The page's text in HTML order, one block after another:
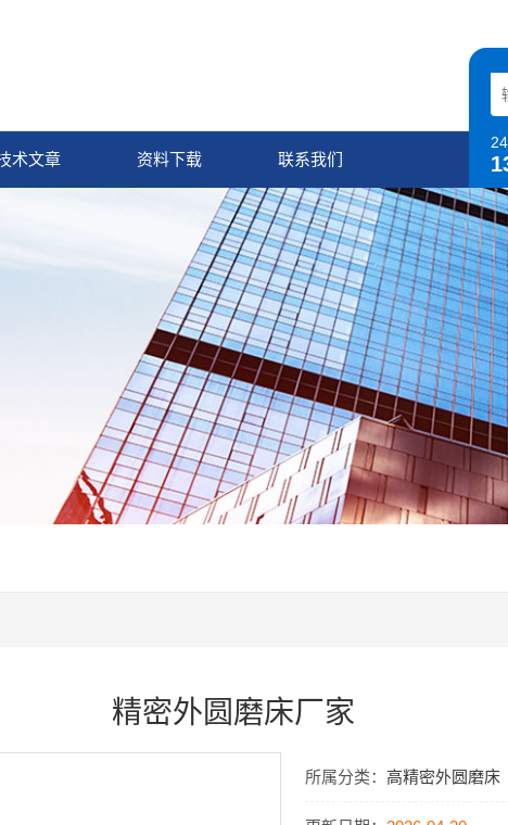
术文章 资料下载 联系我们
精密外圆磨床厂家
所属分类：高精密外圆磨床